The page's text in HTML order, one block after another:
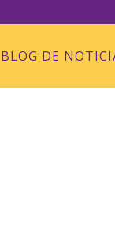
BLOG DE